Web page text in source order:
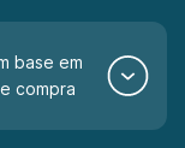
base em
compra